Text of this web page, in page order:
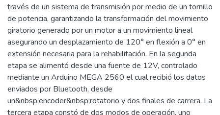
través de un sistema de transmisión por medio de un tornillo
de potencia, garantizando la transformación del movimiento
giratorio generado por un motor a un movimiento lineal
asegurando un desplazamiento de 120° en flexión a 0° en
extensión necesaria para la rehabilitación. En la segunda
etapa se alimentó desde una fuente de 12V, controlado
mediante un Arduino MEGA 2560 el cual recibió los datos
enviados por Bluetooth, desde
un&nbsp;encoder&nbsp;rotatorio y dos finales de carrera. La
tercera etapa constó de dos modos de operación, uno